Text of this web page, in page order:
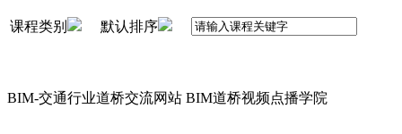
课程类别 默认排序
BIM-交通行业道桥交流网站 BIM道桥视频点播学院